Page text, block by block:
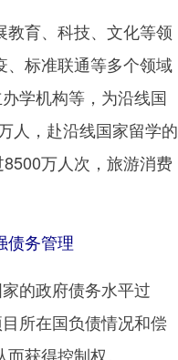
育、科技、文化等领
、标准联通等多个领域
学机构等，为沿线国
人，赴沿线国家留学的
万人次，旅游消费
务管理
的政府债务水平过
所在国负债情况和偿
获得控制权。